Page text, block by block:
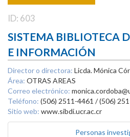
ID: 603
SISTEMA BIBLIOTECA
E INFORMACIÓN
Director o directora: Licda. Mónica
Área: OTRAS AREAS
Correo electrónico:
Teléfono: (506) 2511-4461 / (506)
Sitio web: www.sibdi.ucr.ac.cr
Personas